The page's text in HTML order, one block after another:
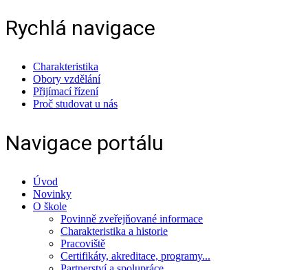
Rychlá navigace
Charakteristika
Obory vzdělání
Přijímací řízení
Proč studovat u nás
Navigace portálu
Úvod
Novinky
O škole
Povinně zveřejňované informace
Charakteristika a historie
Pracoviště
Certifikáty, akreditace, programy...